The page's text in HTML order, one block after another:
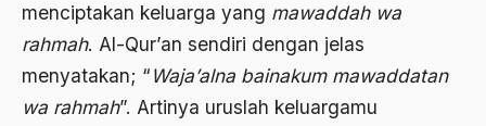
menciptakan keluarga yang mawaddah wa
rahmah. Al-Qur’an sendiri dengan jelas
menyatakan; “Waja’alna bainakum mawaddatan
wa rahmah”. Artinya uruslah keluargamu
Bill Clinton
Bio-mass
Biografi